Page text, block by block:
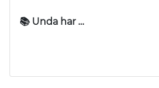
📚 Unda har …